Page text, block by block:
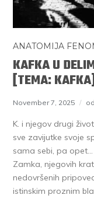
ANATOMIJA
KAFKA U
[TEMA: KAFKA]
November 7, 2025
K. i njegov drugi
sve zavijutke svoje
sama sebi, pa
Zamka, njegovih
nedovršenih
istinskim proznim